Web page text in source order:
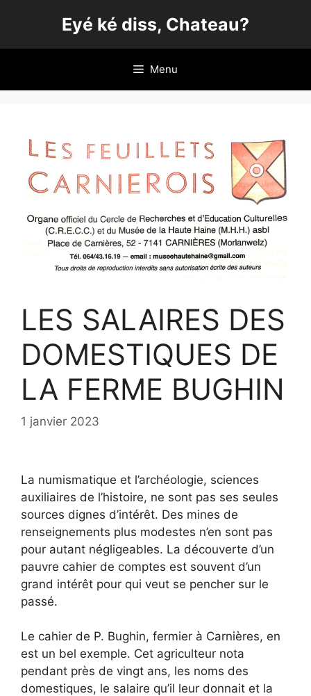
Eyé ké diss, Chateau?
Menu
LES SALAIRES DES
DOMESTIQUES DE
LA FERME BUGHIN
1 janvier 2023
La numismatique et l’archéologie, sciences
auxiliaires de l’histoire, ne sont pas ses seules
sources dignes d’intérêt. Des mines de
renseignements plus modestes n’en sont pas
pour autant négligeables. La découverte d’un
pauvre cahier de comptes est souvent d’un
grand intérêt pour qui veut se pencher sur le
passé.
Le cahier de P. Bughin, fermier à Carnières, en
est un bel exemple. Cet agriculteur nota
pendant près de vingt ans, les noms des
domestiques, le salaire qu’il leur donnait et la